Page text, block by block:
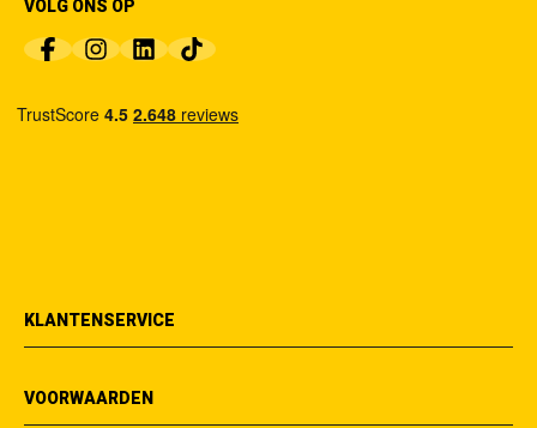
VOLG ONS OP
KLANTENSERVICE
VOORWAARDEN